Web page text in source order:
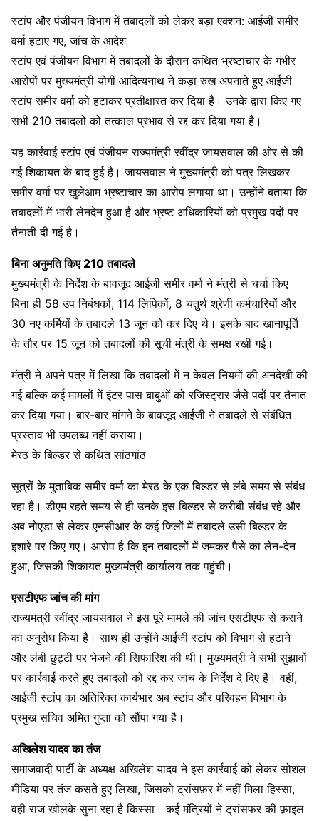
स्टांप और पंजीयन विभाग में तबादलों को लेकर बड़ा एक्शन: आईजी समीर
वर्मा हटाए गए, जांच के आदेश
स्टांप एवं पंजीयन विभाग में तबादलों के दौरान कथित भ्रष्टाचार के गंभीर
आरोपों पर मुख्यमंत्री योगी आदित्यनाथ ने कड़ा रुख अपनाते हुए आईजी
स्टांप समीर वर्मा को हटाकर प्रतीक्षारत कर दिया है। उनके द्वारा किए गए
सभी 210 तबादलों को तत्काल प्रभाव से रद्द कर दिया गया है।
यह कार्रवाई स्टांप एवं पंजीयन राज्यमंत्री रवींद्र जायसवाल की ओर से की
गई शिकायत के बाद हुई है। जायसवाल ने मुख्यमंत्री को पत्र लिखकर
समीर वर्मा पर खुलेआम भ्रष्टाचार का आरोप लगाया था। उन्होंने बताया कि
तबादलों में भारी लेनदेन हुआ है और भ्रष्ट अधिकारियों को प्रमुख पदों पर
तैनाती दी गई है।
बिना अनुमति किए 210 तबादले
मुख्यमंत्री के निर्देश के बावजूद आईजी समीर वर्मा ने मंत्री से चर्चा किए
बिना ही 58 उप निबंधकों, 114 लिपिकों, 8 चतुर्थ श्रेणी कर्मचारियों और
30 नए कर्मियों के तबादले 13 जून को कर दिए थे। इसके बाद खानापूर्ति
के तौर पर 15 जून को तबादलों की सूची मंत्री के समक्ष रखी गई।
मंत्री ने अपने पत्र में लिखा कि तबादलों में न केवल नियमों की अनदेखी की
गई बल्कि कई मामलों में इंटर पास बाबुओं को रजिस्ट्रार जैसे पदों पर तैनात
कर दिया गया। बार-बार मांगने के बावजूद आईजी ने तबादले से संबंधित
प्रस्ताव भी उपलब्ध नहीं कराया।
मेरठ के बिल्डर से कथित सांठगांठ
सूत्रों के मुताबिक समीर वर्मा का मेरठ के एक बिल्डर से लंबे समय से संबंध
रहा है। डीएम रहते समय से ही उनके इस बिल्डर से करीबी संबंध रहे और
अब नोएडा से लेकर एनसीआर के कई जिलों में तबादले उसी बिल्डर के
इशारे पर किए गए। आरोप है कि इन तबादलों में जमकर पैसे का लेन-देन
हुआ, जिसकी शिकायत मुख्यमंत्री कार्यालय तक पहुंची।
एसटीएफ जांच की मांग
राज्यमंत्री रवींद्र जायसवाल ने इस पूरे मामले की जांच एसटीएफ से कराने
का अनुरोध किया है। साथ ही उन्होंने आईजी स्टांप को विभाग से हटाने
और लंबी छुट्टी पर भेजने की सिफारिश की थी। मुख्यमंत्री ने सभी सुझावों
पर कार्रवाई करते हुए तबादलों को रद्द कर जांच के निर्देश दे दिए हैं। वहीं,
आईजी स्टांप का अतिरिक्त कार्यभार अब स्टांप और परिवहन विभाग के
प्रमुख सचिव अमित गुप्ता को सौंपा गया है।
अखिलेश यादव का तंज
समाजवादी पार्टी के अध्यक्ष अखिलेश यादव ने इस कार्रवाई को लेकर सोशल
मीडिया पर तंज कसते हुए लिखा, जिसको ट्रांसफ़र में नहीं मिला हिस्सा,
वही राज खोलके सुना रहा है किस्सा। कई मंत्रियों ने ट्रांसफर की फ़ाइल